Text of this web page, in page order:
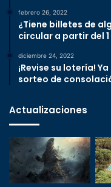
febrero 26, 2022
¿Tiene billetes de
circular a partir del
diciembre 24, 2022
¡Revise su lotería!
sorteo de
Actualizaciones